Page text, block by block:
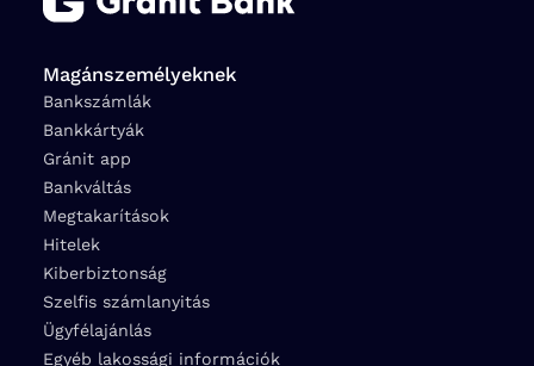
Magánszemélyeknek
Bankszámlák
Bankkártyák
Gránit app
Bankváltás
Megtakarítások
Hitelek
Kiberbiztonság
Szelfis számlanyitás
Ügyfélajánlás
Egyéb lakossági információk